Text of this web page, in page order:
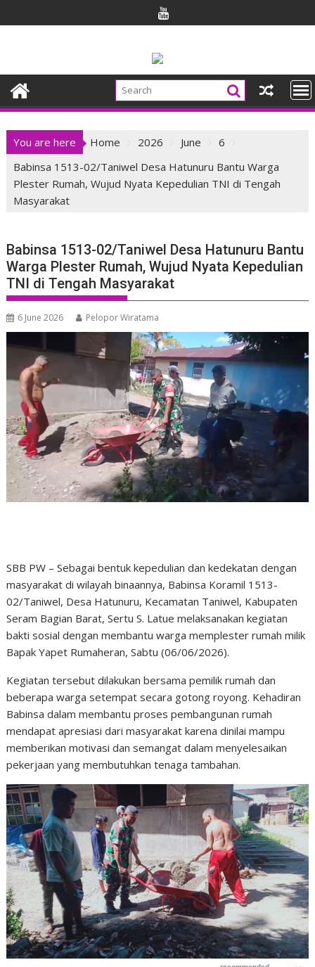
to
You are here Home 2026 June
6
Babinsa 1513-02/Taniwel Desa Hatunuru Bantu Warga
Plester Rumah, Wujud Nyata Kepedulian TNI di Tengah
Masyarakat
Babinsa 1513-02/Taniwel Desa Hatunuru Bantu
Warga Plester Rumah, Wujud Nyata Kepedulian
TNI di Tengah Masyarakat
6 June 2026 Pelopor Wiratama
SBB PW – Sebagai bentuk kepedulian dan kedekatan dengan
masyarakat di wilayah binaannya, Babinsa Koramil 1513-
02/Taniwel, Desa Hatunuru, Kecamatan Taniwel, Kabupaten
Seram Bagian Barat, Sertu S. Latue melaksanakan kegiatan
bakti sosial dengan membantu warga memplester rumah milik
Bapak Yapet Rumaheran, Sabtu (06/06/2026).
Kegiatan tersebut dilakukan bersama pemilik rumah dan
beberapa warga setempat secara gotong royong. Kehadiran
Babinsa dalam membantu proses pembangunan rumah
mendapat apresiasi dari masyarakat karena dinilai mampu
memberikan motivasi dan semangat dalam menyelesaikan
pekerjaan yang membutuhkan tenaga tambahan.